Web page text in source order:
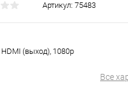
Артикул: 75483
(выход), 1080p
Все